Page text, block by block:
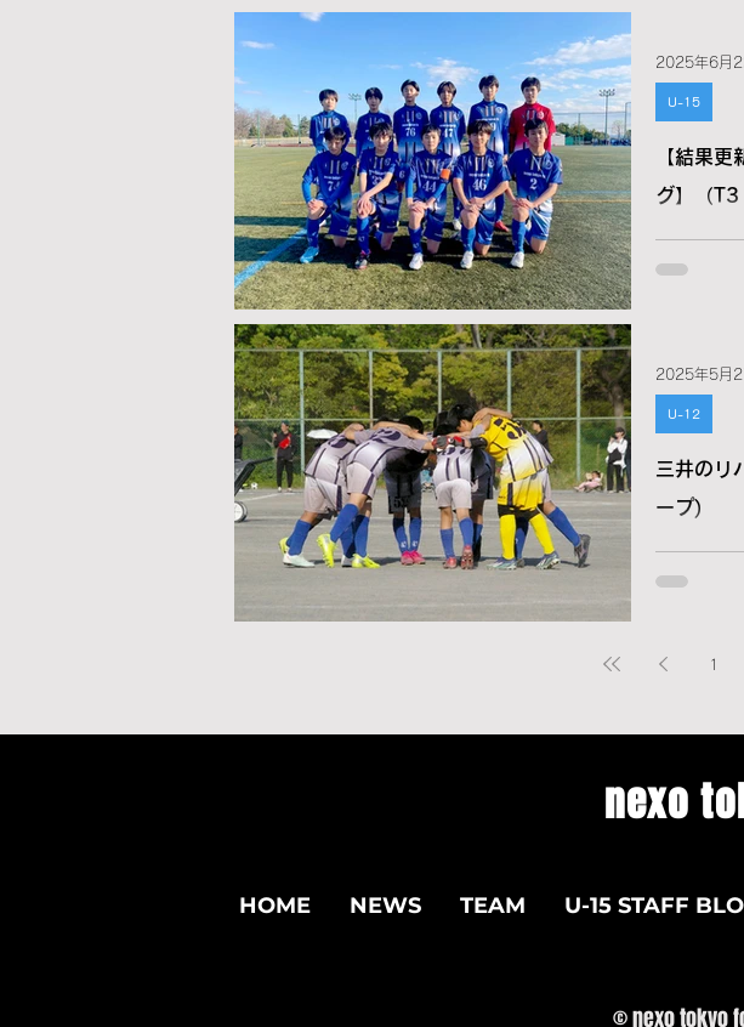
【結果
グ】（T3
U-15
2025年6月
三井のリ
ープ)
U-12
2025年5月
1
nexo
HOME NEWS TEAM U-15 STAFF
© nexo tokyo